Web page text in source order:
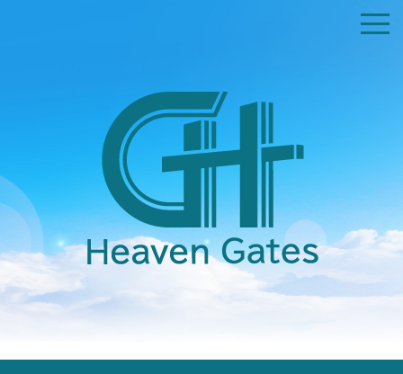
交通アクセス
礼拝時間
証集